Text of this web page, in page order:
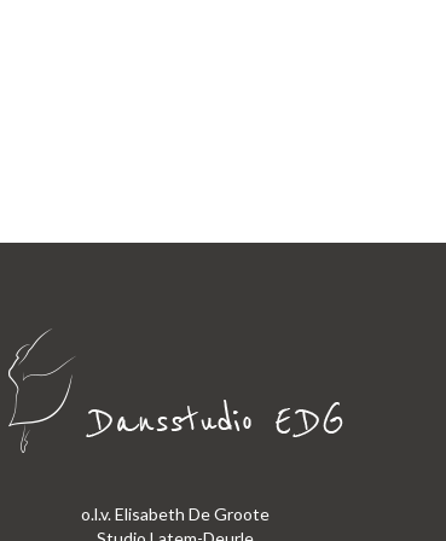
o.l.v. Elisabeth De Groote